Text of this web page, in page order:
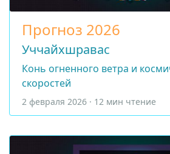
Прогноз 2026
Уччайхшравас
Конь огненного ветра и
скоростей
2 февраля 2026 · 12 мин чтение